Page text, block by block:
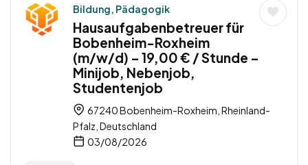
Bildung, Pädagogik
Hausaufgabenbetreuer für
Bobenheim-Roxheim
(m/w/d) – 19,00 € / Stunde –
Minijob, Nebenjob,
Studentenjob
67240 Bobenheim-Roxheim, Rheinland-
Pfalz, Deutschland
03/08/2026